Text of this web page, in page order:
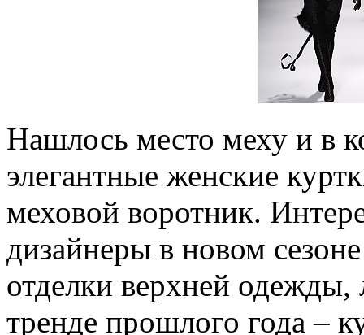
Нашлось место меху и в
элегантные женские
меховой воротник.
дизайнеры в новом
отделки верхней
тренде прошлого года –